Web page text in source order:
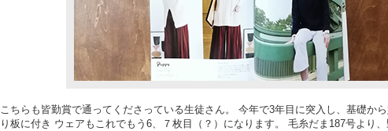
こちらも皆勤賞で通ってくださっている生徒さん。 今年で3年目に突入し、基礎か
り板に付き ウェアもこれでもう6、７枚目（？）になります。 毛糸だま187号より